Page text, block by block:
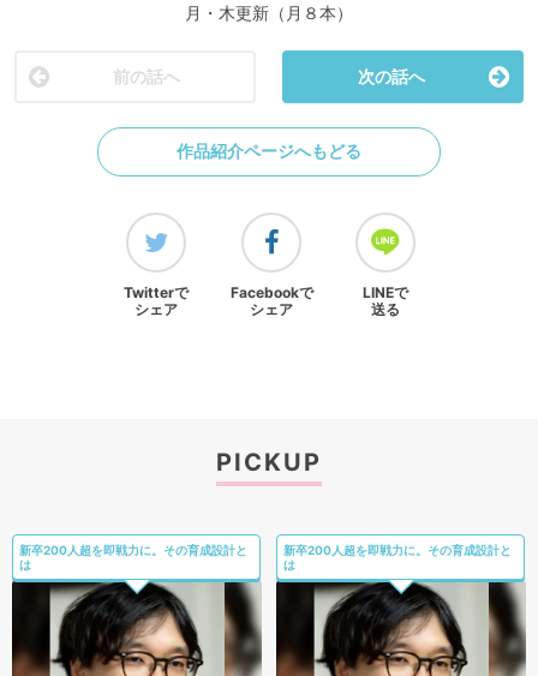
月・木更新（月８本）
前の話へ 次の話へ
作品紹介ページへもどる
Twitterで
シェア
Facebookで
シェア
LINEで
送る
PICKUP
新卒200人超を即戦力に。その育成設計と
は
新卒200人超を即戦力に。その育成設計と
は